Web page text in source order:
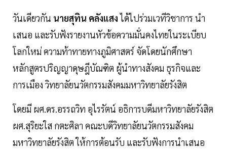
วันเดียวกัน นายสุทิน คลังแสงได้ไปร่วมเวทีวิชาการ นำ
เสนอ และรับฟังรายงานหัวข้อความมั่นคงไทยในระเบียบ
โลกใหม่ ความท้าทายทางภูมิศาสตร์ จัดโดยนักศึกษา
หลักสูตรปริญญาดุษฎีบัณฑิต ผู้นำทางสังคม ธุรกิจและ
การเมือง วิทยาลัยนวัตกรรมสังคมมหาวิทยาลัยรังสิต
โดยมี ผศ.ดร.อรรถวิท อุไรรัตน์ อธิการบดีมหาวิทยาลัยรังสิต
ผศ.สุริยะใส กตะศิลา คณะบดีวิทยาลัยนวัตกรรมสังคม
มหาวิทยาลัยรังสิต ให้การต้อนรับ และรับฟังการนำเสนอ